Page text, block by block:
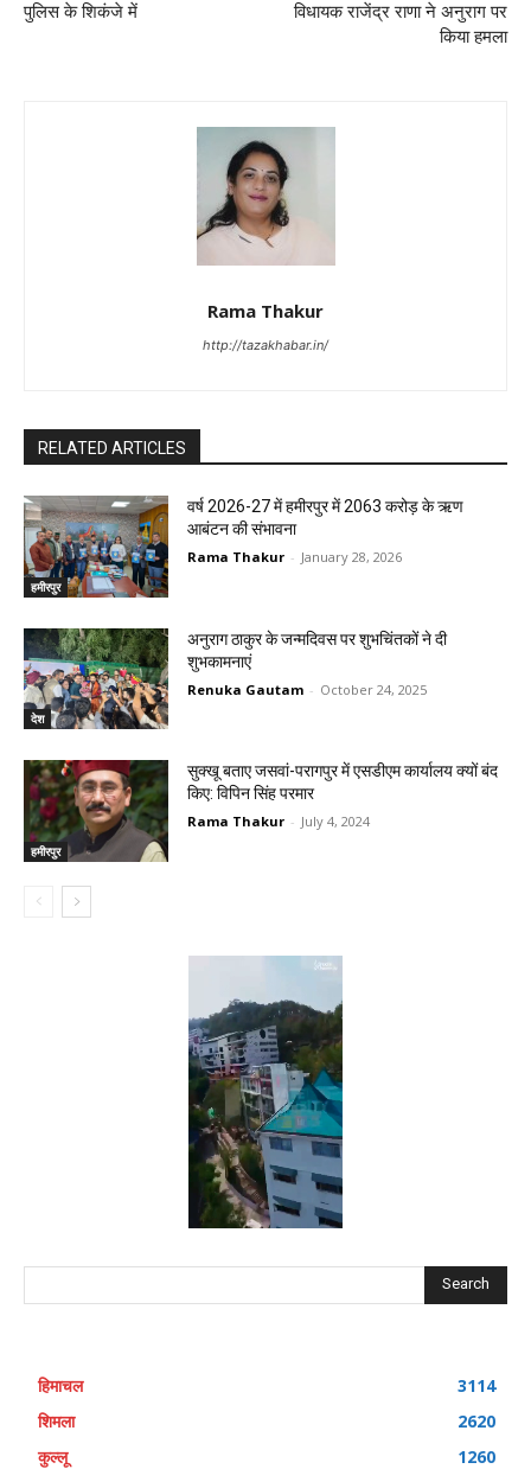
पुलिस के शिकंजे में
विधायक राजेंद्र राणा ने अनुराग पर
किया हमला
Rama Thakur
http://tazakhabar.in/
RELATED ARTICLES
हमीरपुर
वर्ष 2026-27 में हमीरपुर में 2063 करोड़ के ऋण
आबंटन की संभावना
Rama Thakur - January 28, 2026
देश
अनुराग ठाकुर के जन्मदिवस पर शुभचिंतकों ने दी
शुभकामनाएं
Renuka Gautam - October 24, 2025
हमीरपुर
सुक्खू बताए जसवां-परागपुर में एसडीएम कार्यालय क्यों बंद
किए: विपिन सिंह परमार
Rama Thakur - July 4, 2024
Search
हिमाचल
3114
शिमला
2620
कुल्लू
1260